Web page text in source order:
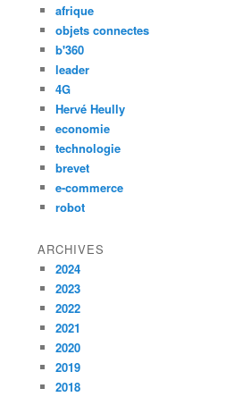
afrique
objets connectes
b'360
leader
4G
Hervé Heully
economie
technologie
brevet
e-commerce
robot
ARCHIVES
2024
2023
2022
2021
2020
2019
2018